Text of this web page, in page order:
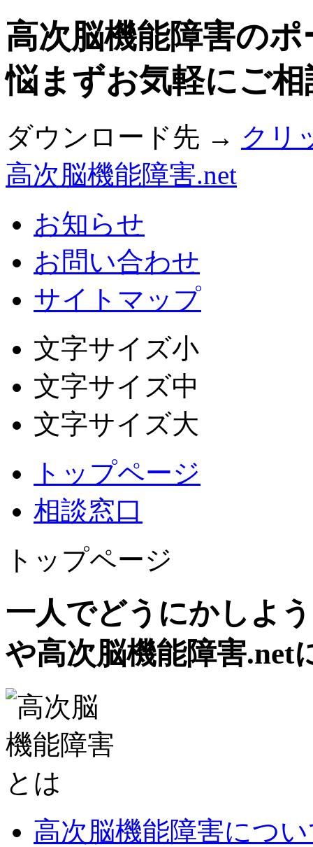
高次脳機能障害の
悩まずお気軽にご
ダウンロード先 → クリ
高次脳機能障害.net
お知らせ
お問い合わせ
サイトマップ
文字サイズ小
文字サイズ中
文字サイズ大
トップページ
相談窓口
トップページ
一人でどうにかしよ
や高次脳機能障害.net
高次脳機能障害につ